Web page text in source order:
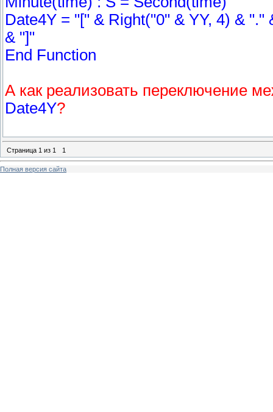
Date4Y = "[" & Right("0" & YY, 4) &
& "]"
End Function
А как реализовать переключение
Date4Y?
Страница 1 из 1 1
Полная версия сайта